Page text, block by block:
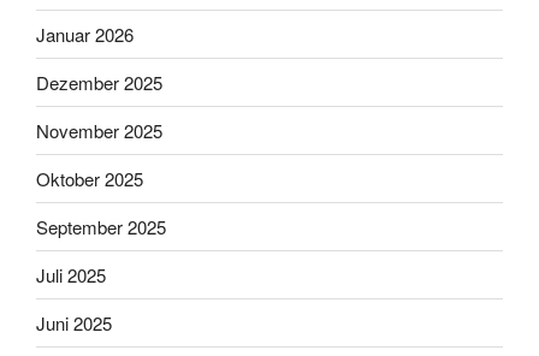
Januar 2026
Dezember 2025
November 2025
Oktober 2025
September 2025
Juli 2025
Juni 2025